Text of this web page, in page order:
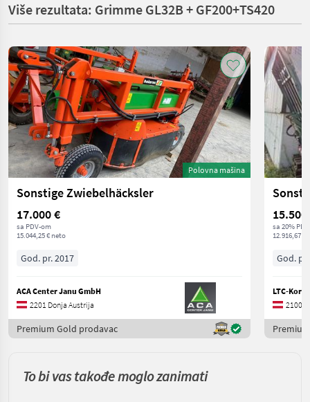
Više rezultata: Grimme GL32B + GF200+TS420
Polovna mašina
Sonstige Zwiebelhäcksler
17.000 €
sa PDV-om
15.044,25 € neto
God. pr. 2017
ACA Center Janu GmbH
2201 Donja Austrija
Premium Gold prodavac
15.500
sa 20%
12.916,67 €
God.
LTC-
2100
To bi vas takođe moglo zanimati